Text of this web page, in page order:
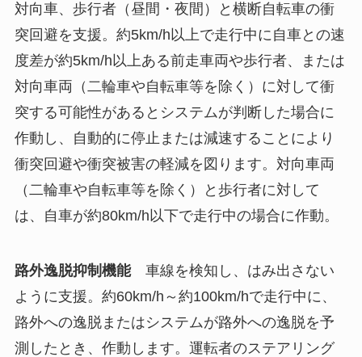
対向車、歩行者（昼間・夜間）と横断自転車の衝
突回避を支援。約5km/h以上で走行中に自車との速
度差が約5km/h以上ある前走車両や歩行者、または
対向車両（二輪車や自転車等を除く）に対して衝
突する可能性があるとシステムが判断した場合に
作動し、自動的に停止または減速することにより
衝突回避や衝突被害の軽減を図ります。対向車両
（二輪車や自転車等を除く）と歩行者に対して
は、自車が約80km/h以下で走行中の場合に作動。
路外逸脱抑制機能 車線を検知し、はみ出さない
ように支援。約60km/h～約100km/hで走行中に、
路外への逸脱またはシステムが路外への逸脱を予
測したとき、作動します。運転者のステアリング